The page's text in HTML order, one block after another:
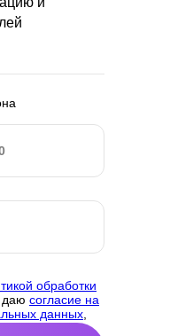
обработки
даю согласие на
данных
с